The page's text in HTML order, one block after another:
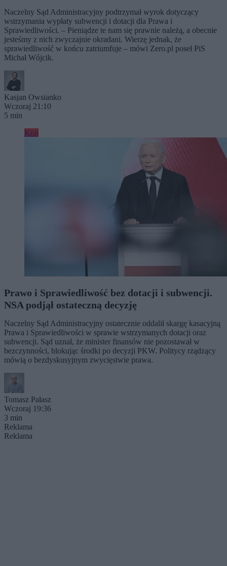
Naczelny Sąd Administracyjny podtrzymał wyrok dotyczący
wstrzymania wypłaty subwencji i dotacji dla Prawa i
Sprawiedliwości. – Pieniądze te nam się prawnie należą, a obecnie
jesteśmy z nich zwyczajnie okradani. Wierzę jednak, że
sprawiedliwość w końcu zatriumfuje – mówi Zero.pl poseł PiS
Michał Wójcik.
Kasjan Owsianko
Wczoraj 21:10
5 min
Kraj
Prawo i Sprawiedliwość bez dotacji i subwencji.
NSA podjął ostateczną decyzję
Naczelny Sąd Administracyjny ostatecznie oddalił skargę kasacyjną
Prawa i Sprawiedliwości w sprawie wstrzymanych dotacji oraz
subwencji. Sąd uznał, że minister finansów nie pozostawał w
bezczynności, blokując środki po decyzji PKW. Politycy rządzący
mówią o bezdyskusyjnym zwycięstwie prawa.
Tomasz Pałasz
Wczoraj 19:36
3 min
Reklama
Reklama